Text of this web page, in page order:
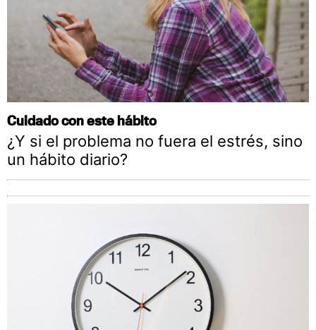
Cuidado con este hábito
¿Y si el problema no fuera el estrés, sino
un hábito diario?